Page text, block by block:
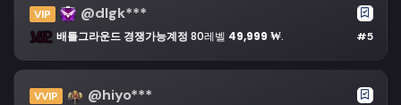
VIP @dlgk***
배틀그라운드 경쟁가능계정 80레벨 49,999 ₩. #5
VVIP @hiyo***